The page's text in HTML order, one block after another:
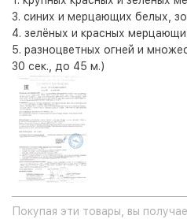
3. синих и мерцающих белых,
4. зелёных и красных
5. разноцветных огней и
30 сек., до 45 м.)
Покупая эти товары, вы